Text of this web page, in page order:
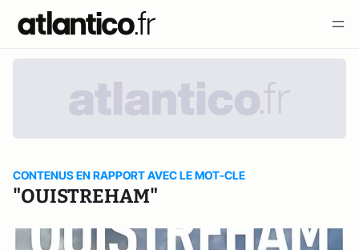
CONTENUS EN RAPPORT AVEC LE MOT-CLE
"OUISTREHAM"